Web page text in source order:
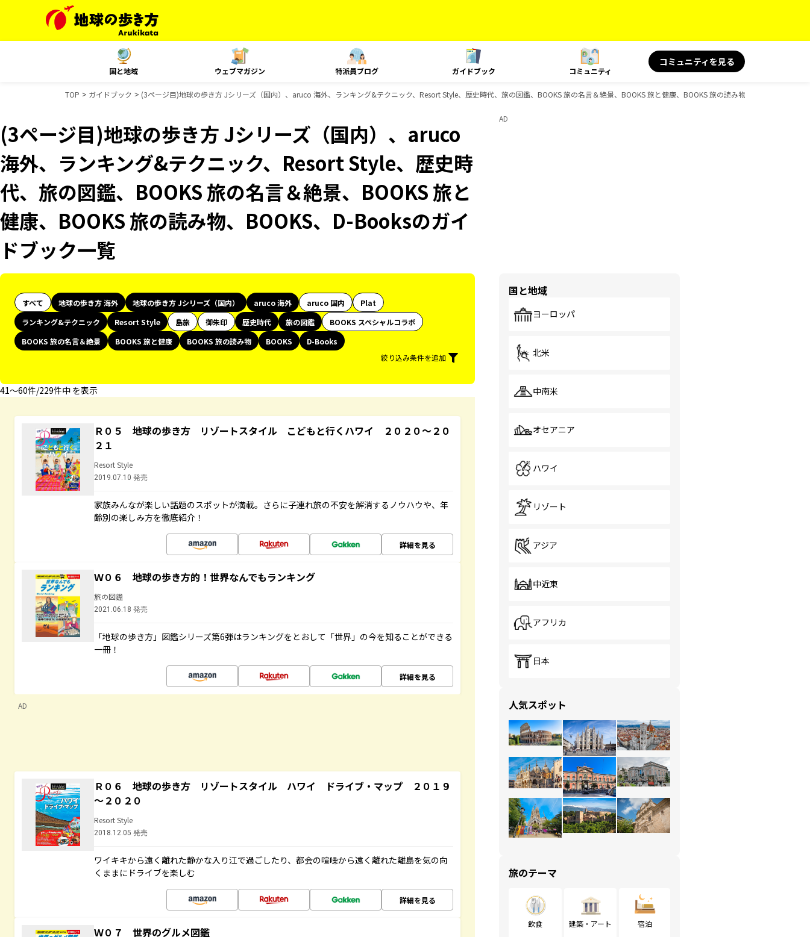
国と地域 ウェブマガジン 特派員ブログ ガイドブック コミュニティ
コミュニティを見る
TOP ガイドブック (3ページ目)地球の歩き方 Jシリーズ（国内）、aruco 海外、ランキング&テクニック、Resort Style、歴史時代、旅の図鑑、BOOKS 旅の名言＆絶景、BOOKS 旅と健康、BOOKS 旅の読み物、BOOKS、D-
(3ページ目)地球の歩き方 Jシリーズ（国内）、aruco
海外、ランキング&テクニック、Resort Style、歴史時
代、旅の図鑑、BOOKS 旅の名言＆絶景、BOOKS 旅と
健康、BOOKS 旅の読み物、BOOKS、D-Booksのガイ
ドブック一覧
すべて 地球の歩き方 海外 地球の歩き方 Jシリーズ（国内） aruco 海外 aruco 国内
Plat
ランキング&テクニック
Resort Style 島旅 御朱印 歴史時代 旅の図鑑
BOOKS スペシャルコラボ
BOOKS 旅の名言＆絶景
BOOKS 旅と健康 BOOKS 旅の読み物 BOOKS
D-Books
絞り込み条件を追加
41〜60件/229件中 を表示
Ｒ０５ 地球の歩き方 リゾートスタイル こどもと行くハワイ ２０２０～２０
２１
Resort Style
2019.07.10 発売
家族みんなが楽しい話題のスポットが満載。さらに子連れ旅の不安を解消するノウハウや、年
齢別の楽しみ方を徹底紹介！
詳細を見る
Ｗ０６ 地球の歩き方的！世界なんでもランキング
旅の図鑑
2021.06.18 発売
「地球の歩き方」図鑑シリーズ第6弾はランキングをとおして「世界」の今を知ることができる
一冊！
詳細を見る
AD
Ｒ０６ 地球の歩き方 リゾートスタイル ハワイ ドライブ・マップ ２０１９
～２０２０
Resort Style
2018.12.05 発売
ワイキキから遠く離れた静かな入り江で過ごしたり、都会の喧噪から遠く離れた離島を気の向
くままにドライブを楽しむ
詳細を見る
Ｗ０７ 世界のグルメ図鑑
AD
国と地域
ヨーロッパ
北米
中南米
オセアニア
ハワイ
リゾート
アジア
中近東
アフリカ
日本
人気スポット
旅のテーマ
飲食 建築・アート 宿泊